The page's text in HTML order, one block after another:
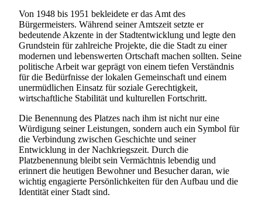
Von 1948 bis 1951 bekleidete er das Amt des
Bürgermeisters. Während seiner Amtszeit setzte er
bedeutende Akzente in der Stadtentwicklung und legte den
Grundstein für zahlreiche Projekte, die die Stadt zu einer
modernen und lebenswerten Ortschaft machen sollten. Seine
politische Arbeit war geprägt von einem tiefen Verständnis
für die Bedürfnisse der lokalen Gemeinschaft und einem
unermüdlichen Einsatz für soziale Gerechtigkeit,
wirtschaftliche Stabilität und kulturellen Fortschritt.
Die Benennung des Platzes nach ihm ist nicht nur eine
Würdigung seiner Leistungen, sondern auch ein Symbol für
die Verbindung zwischen Geschichte und seiner
Entwicklung in der Nachkriegszeit. Durch die
Platzbenennung bleibt sein Vermächtnis lebendig und
erinnert die heutigen Bewohner und Besucher daran, wie
wichtig engagierte Persönlichkeiten für den Aufbau und die
Identität einer Stadt sind.